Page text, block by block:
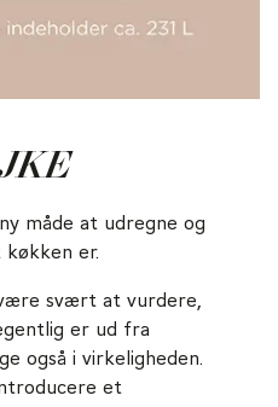
måde at udregne og
er.
svært at vurdere,
er ud fra
også i virkeligheden.
et